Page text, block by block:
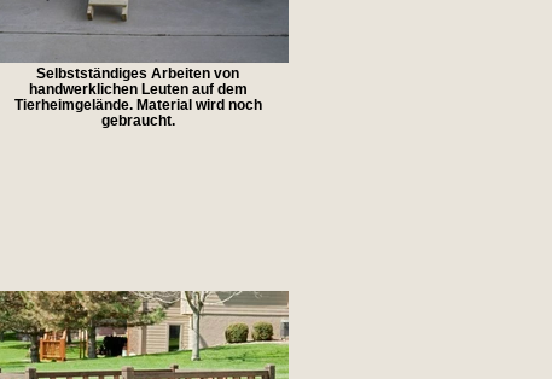
Selbstständiges Arbeiten von
handwerklichen Leuten auf dem
Tierheimgelände. Material wird noch
gebraucht.